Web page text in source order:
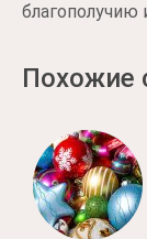
Похожие